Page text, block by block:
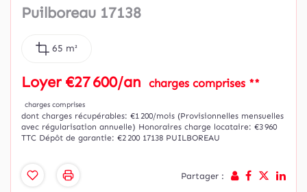
Puilboreau 17138
65 m²
Loyer €27 600/an charges comprises **
charges comprises
dont charges récupérables: €1 200/mois (Provisionnelles mensuelles
avec régularisation annuelle) Honoraires charge locataire: €3 960
TTC Dépôt de garantie: €2 200 17138 PUILBOREAU
Partager :